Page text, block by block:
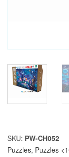
SKU: PW-CH052
Puzzles, Puzzles